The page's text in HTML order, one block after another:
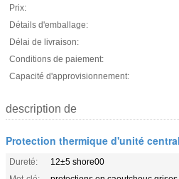
Prix:
Détails d'emballage:
Délai de livraison:
Conditions de paiement:
Capacité d'approvisionnement:
description de
Protection thermique d'unité
Dureté:
12±5 shore00